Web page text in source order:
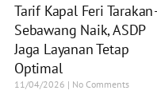
Tarif Kapal Feri
Sebawang Naik, ASDP
Jaga Layanan Tetap
Optimal
11/04/2026 No Comments